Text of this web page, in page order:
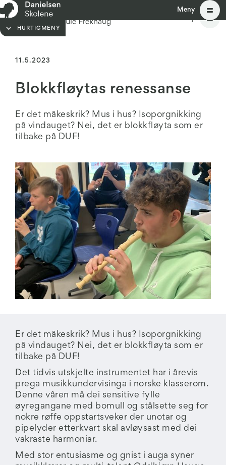
Meny
HURTIGMENY
11.5.2023
Blokkfløytas renessanse
Er det måkeskrik? Mus i hus? Isoporgnikking
på vindauget? Nei, det er blokkfløyta som er
tilbake på DUF!
Er det måkeskrik? Mus i hus? Isoporgnikking
på vindauget? Nei, det er blokkfløyta som er
tilbake på DUF!
Det tidvis utskjelte instrumentet har i årevis
prega musikkundervisinga i norske klasserom.
Denne våren må dei sensitive fylle
øyregangane med bomull og stålsette seg for
nokre røffe oppstartsveker der unotar og
pipelyder etterkvart skal avløysast med dei
vakraste harmoniar.
Med stor entusiasme og gnist i auga syner